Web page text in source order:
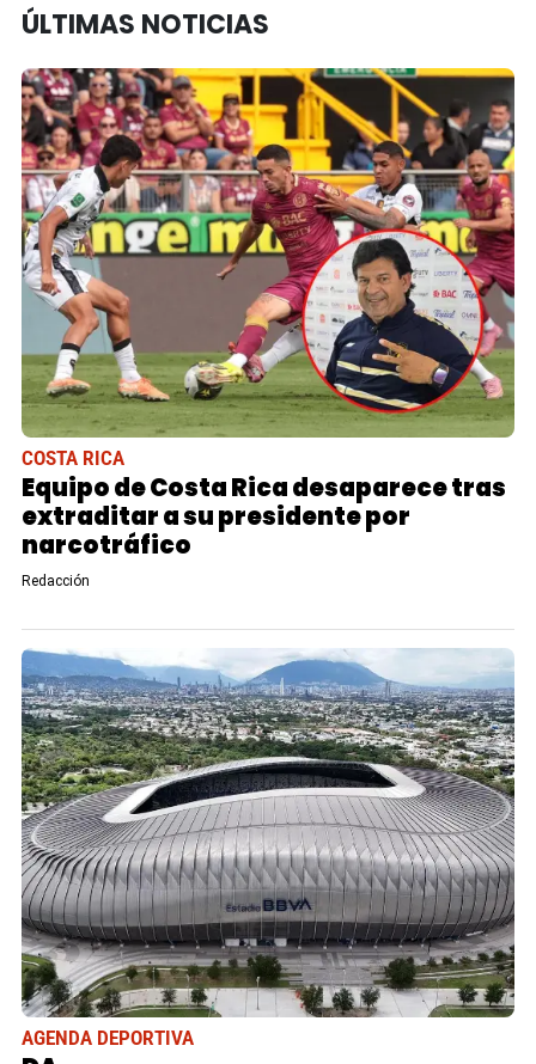
ÚLTIMAS NOTICIAS
COSTA RICA
Equipo de Costa Rica desaparece tras
extraditar a su presidente por
narcotráfico
Redacción
AGENDA DEPORTIVA